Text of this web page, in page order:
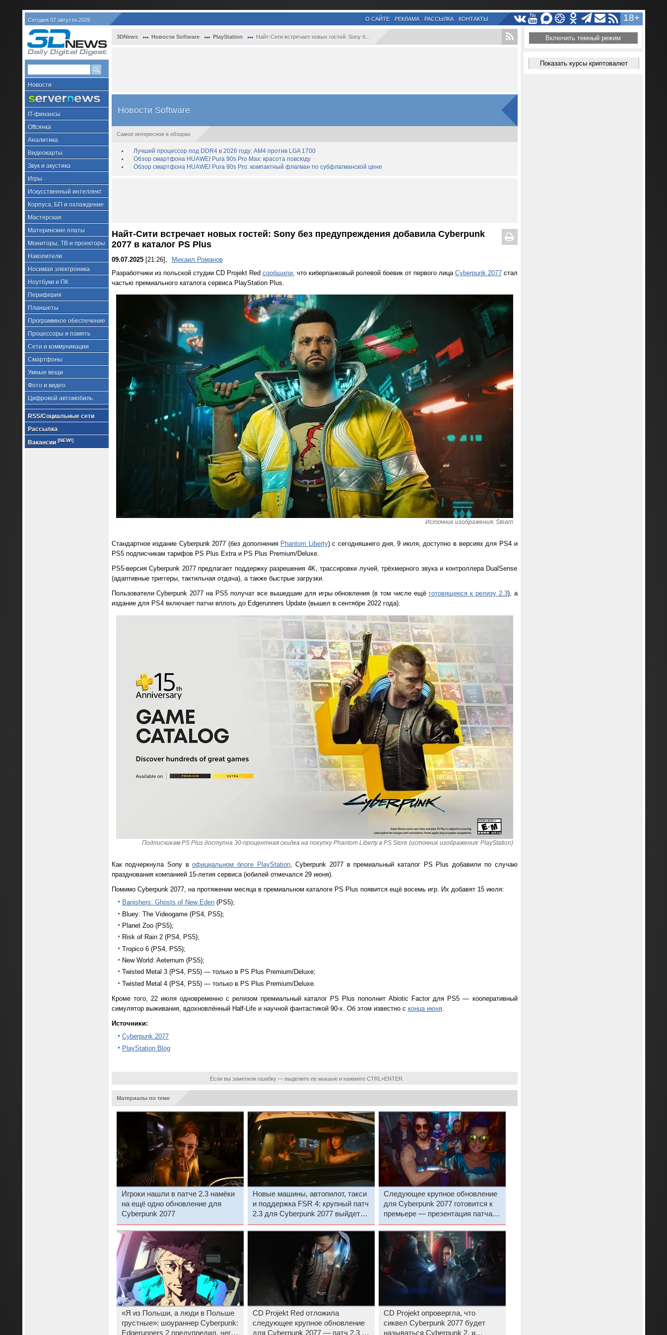
Сегодня 07 августа 2026 18+
О САЙТЕ РЕКЛАМА РАССЫЛКА КОНТАКТЫ
Новости
IT-финансы
Offсянка
Аналитика
Видеокарты
Звук и акустика
Игры
Искусственный интеллект
Корпуса, БП и охлаждение
Мастерская
Материнские платы
Мониторы, ТВ и проекторы
Накопители
Носимая электроника
Ноутбуки и ПК
Периферия
Планшеты
Программное обеспечение
Процессоры и память
Сети и коммуникации
Смартфоны
Умные вещи
Фото и видео
Цифровой автомобиль
RSS/Социальные сети
Рассылка
Вакансии [NEW!]
3DNews Новости Software PlayStation Найт-Сити встречает новых гостей: Sony б...
Новости Software
Самое интересное в обзорах
Лучший процессор под DDR4 в 2026 году: AM4 против LGA 1700
Обзор смартфона HUAWEI Pura 90s Pro Max: красота повсюду
Обзор смартфона HUAWEI Pura 90s Pro: компактный флагман по субфлагманской цене
Найт-Сити встречает новых гостей: Sony без предупреждения добавила Cyberpunk
2077 в каталог PS Plus
09.07.2025[21:26],
Михаил Романов
Разработчики из польской студии CD Projekt Red сообщили, что киберпанковый ролевой боевик от первого лица Cyberpunk 2077стал
частью премиального каталога сервиса PlayStation Plus.
Источник изображения: Steam
Стандартное издание Cyberpunk 2077 (без дополнения Phantom Liberty) с сегодняшнего дня, 9 июля, доступно в версиях для PS4 и
PS5 подписчикам тарифов PS Plus Extra и PS Plus Premium/Deluxe.
PS5-версия Cyberpunk 2077 предлагает поддержку разрешения 4K, трассировки лучей, трёхмерного звука и контроллера DualSense
(адаптивные триггеры, тактильная отдача), а также быстрые загрузки.
Пользователи Cyberpunk 2077 на PS5 получат все вышедшие для игры обновления (в том числе ещё готовящееся к релизу 2.3), а
издание для PS4 включает патчи вплоть до Edgerunners Update (вышел в сентябре 2022 года).
Подписчикам PS Plus доступна 30-процентная скидка на покупку Phantom Liberty в PS Store (источник изображения: PlayStation)
Как подчеркнула Sony вофициальном блоге PlayStation, Cyberpunk 2077 в премиальный каталог PS Plus добавили по случаю
празднования компанией 15-летия сервиса (юбилей отмечался 29 июня).
Помимо Cyberpunk 2077, на протяжении месяца в премиальном каталоге PS Plus появится ещё восемь игр. Их добавят 15 июля:
Banishers: Ghosts of New Eden(PS5);
Bluey: The Videogame (PS4, PS5);
Planet Zoo (PS5);
Risk of Rain 2 (PS4, PS5);
Tropico 6 (PS4, PS5);
New World: Aeternum (PS5);
Twisted Metal 3 (PS4, PS5) — только в PS Plus Premium/Deluxe;
Twisted Metal 4 (PS4, PS5) — только в PS Plus Premium/Deluxe.
Кроме того, 22 июля одновременно с релизом премиальный каталог PS Plus пополнит Abiotic Factor для PS5 — кооперативный
симулятор выживания, вдохновлённый Half-Life и научной фантастикой 90-х. Об этом известно с конца июня.
Источники:
Cyberpunk 2077
PlayStation Blog
Если вы заметили ошибку — выделите ее мышью и нажмите CTRL+ENTER.
Материалы по теме
Игроки нашли в патче 2.3 намёки
на ещё одно обновление для
Cyberpunk 2077
Новые машины, автопилот, такси
и поддержка FSR 4: крупный патч
2.3 для Cyberpunk 2077 выйдет
уже завтра, но не везде
Следующее крупное обновление
для Cyberpunk 2077 готовится к
премьере — презентация патча
2.3 пройдёт уже завтра
«Я из Польши, а люди в Польше
грустные»: шоураннер Cyberpunk:
Edgerunners 2 предупредил, чего
CD Projekt Red отложила
следующее крупное обновление
для Cyberpunk 2077 — патч 2.3 не
CD Projekt опровергла, что
сиквел Cyberpunk 2077 будет
называться Cyberpunk 2, и
Включить темный режим
Показать курсы криптовалют